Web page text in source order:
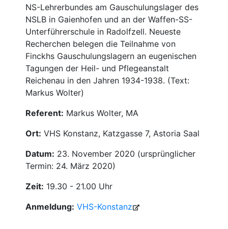
NS-Lehrerbundes am Gauschulungslager des
NSLB in Gaienhofen und an der Waffen-SS-
Unterführerschule in Radolfzell. Neueste
Recherchen belegen die Teilnahme von
Finckhs Gauschulungslagern an eugenischen
Tagungen der Heil- und Pflegeanstalt
Reichenau in den Jahren 1934-1938. (Text:
Markus Wolter)
Referent: Markus Wolter, MA
Ort: VHS Konstanz, Katzgasse 7, Astoria Saal
Datum: 23. November 2020 (ursprünglicher
Termin: 24. März 2020)
Zeit: 19.30 - 21.00 Uhr
Anmeldung: VHS-Konstanz